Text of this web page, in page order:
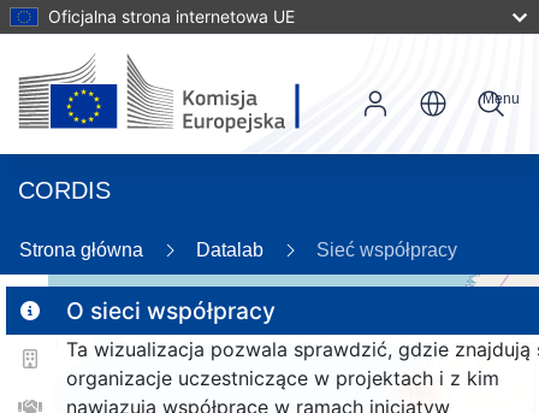
Oficjalna strona internetowa UE
CORDIS
Menu
Strona główna Datalab Sieć współpracy
O sieci współpracy
Ta wizualizacja pozwala sprawdzić, gdzie znajdują
organizacje uczestniczące w projektach i z kim
nawiązują współpracę w ramach inicjatyw
180